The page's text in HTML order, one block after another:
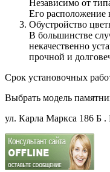
Независимо от
Его расположение
Обустройство
В большинстве
некачественно
прочной и
Срок установочных
Выбрать модель
ул. Карла Маркса 186 Б .